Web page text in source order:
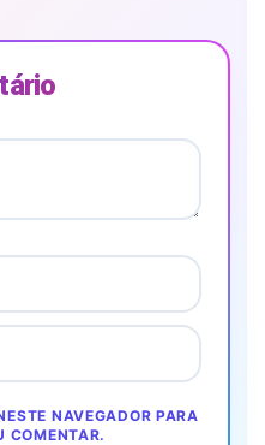
NAVEGADOR PARA
COMENTAR.